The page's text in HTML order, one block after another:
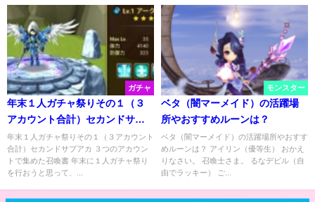
ガチャ
年末１人ガチャ祭りその１（３
アカウント合計）セカンドサブ
アカ
年末１人ガチャ祭りその１（３アカウント
合計）セカンドサブアカ ３つのアカウン
トで集めた召喚書 年末に１人ガチャ祭り
を行おうと思って、...
モンスター
ベタ（闇マーメイド）の活躍場
所やおすすめルーンは？
ベタ（闇マーメイド）の活躍場所やおすす
めルーンは？ アイリン（優等生） おかえ
りなさい。 召喚士さま。 るなデビル（自
由でラッキー） ご...